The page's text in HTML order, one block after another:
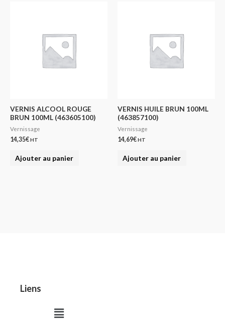
VERNIS ALCOOL ROUGE
BRUN 100ML (463605100)
Vernissage
14,35€HT
Ajouter au panier
VERNIS HUILE BRUN 100ML
(463857100)
Vernissage
14,69€HT
Ajouter au panier
Liens
Menu